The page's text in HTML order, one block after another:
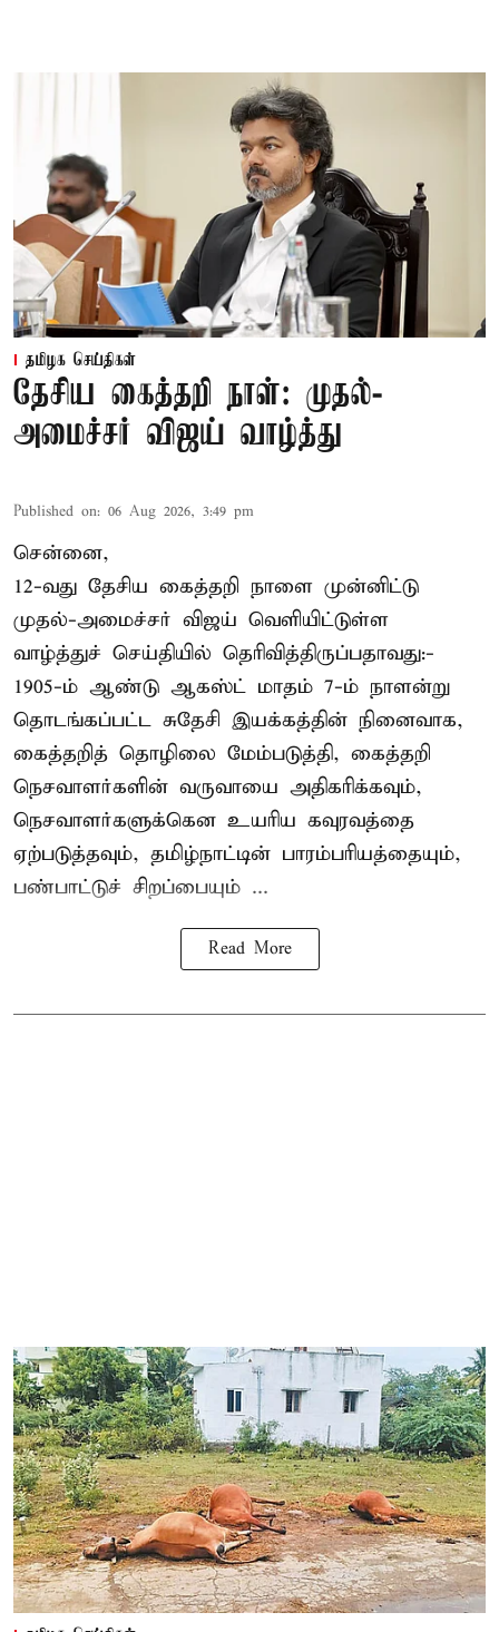
தமிழக செய்திகள்
தேசிய கைத்தறி நாள்: முதல்-
அமைச்சர் விஜய் வாழ்த்து
Published on: 06 Aug 2026, 3:49 pm
சென்னை,
12-வது தேசிய கைத்தறி நாளை முன்னிட்டு
முதல்-அமைச்சர் விஜய் வெளியிட்டுள்ள
வாழ்த்துச் செய்தியில் தெரிவித்திருப்பதாவது:-
1905-ம் ஆண்டு ஆகஸ்ட் மாதம் 7-ம் நாளன்று
தொடங்கப்பட்ட சுதேசி இயக்கத்தின் நினைவாக,
கைத்தறித் தொழிலை மேம்படுத்தி, கைத்தறி
நெசவாளர்களின் வருவாயை அதிகரிக்கவும்,
நெசவாளர்களுக்கென உயரிய கவுரவத்தை
ஏற்படுத்தவும், தமிழ்நாட்டின் பாரம்பரியத்தையும்,
பண்பாட்டுச் சிறப்பையும் ...
Read More